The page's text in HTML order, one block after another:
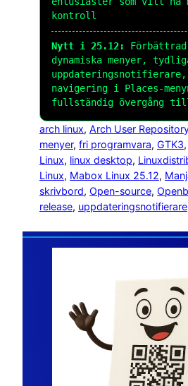
kontroll
Nytt i 25.12:
dynamiska menyer,
navigering i Places-
fullständig övergång till
arch linux, Arch User
menyer, fri programvara, GTK3,
Linux, linux desktop,
Linux, Mabox Linux 25.12,
skrivbord, Open-source,
release, uppdateringsnotifierare